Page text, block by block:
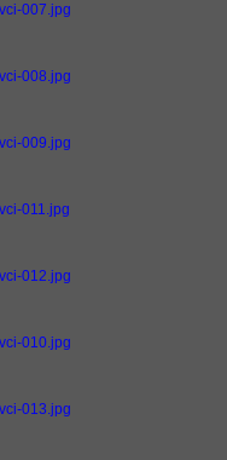
007.jpg
008.jpg
009.jpg
011.jpg
012.jpg
010.jpg
013.jpg